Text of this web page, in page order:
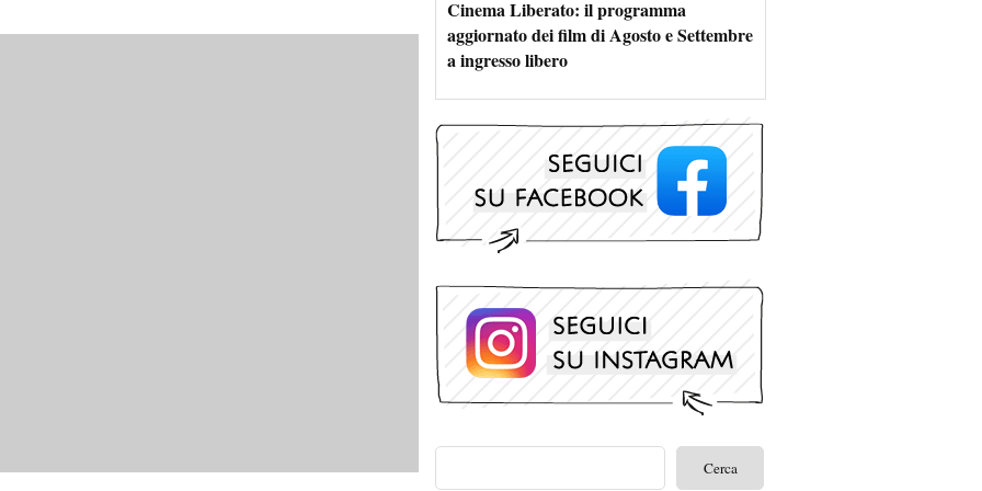
Cinema Liberato: il programma
aggiornato dei film di Agosto e Settembre
a ingresso libero